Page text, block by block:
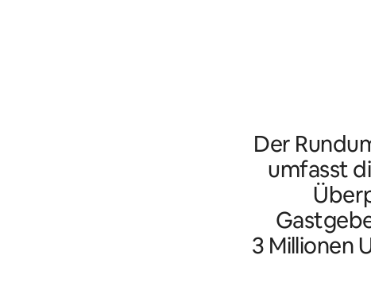
Der
umfasst
3 Millionen